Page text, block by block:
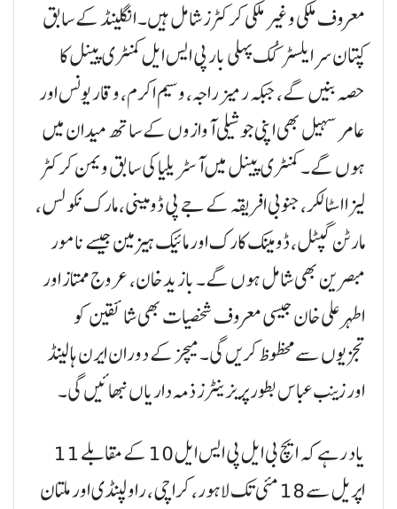
معروف ملکی و غیر ملکی کرکٹرز شامل ہیں۔ انگلینڈ کے سابق
کپتان سر ایلسٹر کُک پہلی بار پی ایس ایل کمنٹری پینل کا
حصہ بنیں گے، جبکہ رمیز راجہ، وسیم اکرم، وقار یونس اور
عامر سہیل بھی اپنی جوشیلی آوازوں کے ساتھ میدان میں
ہوں گے۔ کمنٹری پینل میں آسٹریلیا کی سابق ویمن کرکٹر
لیزا اسٹالکر، جنوبی افریقہ کے جے پی ڈومینی، مارک نکولس،
مارٹن گپٹل، ڈومینک کارک اور مائیک ہیزمین جیسے نامور
مبصرین بھی شامل ہوں گے۔ بازید خان، عروج ممتاز اور
اطہر علی خان جیسی معروف شخصیات بھی شائقین کو
تجزیوں سے محظوظ کریں گی۔ میچز کے دوران ایرن ہالینڈ
اور زینب عباس بطور پریزینٹرز ذمہ داریاں نبھائیں گی۔
یاد رہے کہ ایچ بی ایل پی ایس ایل 10 کے مقابلے 11
اپریل سے 18 مئی تک لاہور، کراچی، راولپنڈی اور ملتان